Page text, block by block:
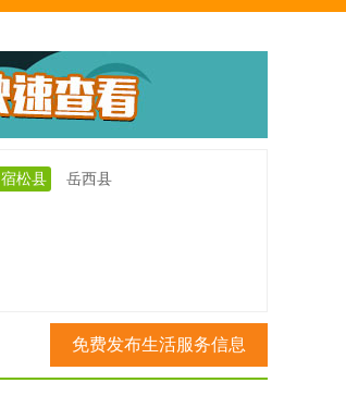
宿松县 岳西县
免费发布生活服务信息